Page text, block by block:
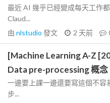
最近 AI 幾乎已經變成每天工作
Claud...
由 nlstudio 發文 2 天前
[Machine Learning A-Z
Data pre-processing 概念
一邊要上課一邊還要寫這個不容
步...